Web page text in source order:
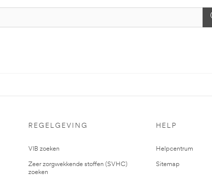
REGELGEVING
VIB zoeken
Zeer zorgwekkende stoffen (SVHC)
zoeken
HELP
Helpcentrum
Sitemap